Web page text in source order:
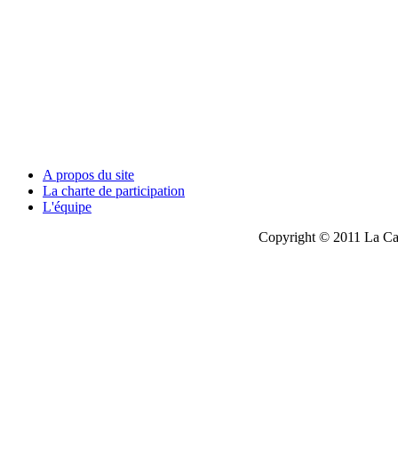
A propos du site
La charte de participation
L'équipe
Copyright © 2011 La